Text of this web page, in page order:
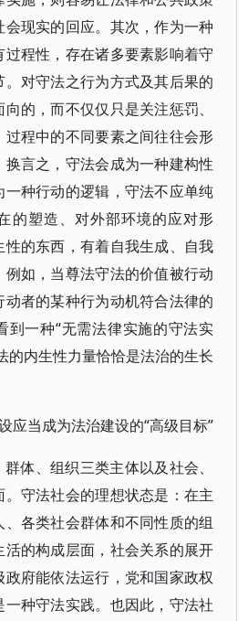
现实的回应。其次，作为一种
程性，存在诸多要素影响着守
对守法之行为方式及其后果的
的，而不仅仅只是关注惩罚、
程中的不同要素之间往往会形
言之，守法会成为一种建构性
种行动的逻辑，守法不应单纯
的塑造、对外部环境的应对形
的东西，有着自我生成、自我
如，当尊法守法的价值被行动
者的某种行为动机符合法律的
到一种“无需法律实施的守法实
的内生性力量恰恰是法治的生长
应当成为法治建设的“高级目标”
体、组织三类主体以及社会、
守法社会的理想状态是：在主
各类社会群体和不同性质的组
的构成层面，社会关系的展开
府能依法运行，党和国家政权
种守法实践。也因此，守法社